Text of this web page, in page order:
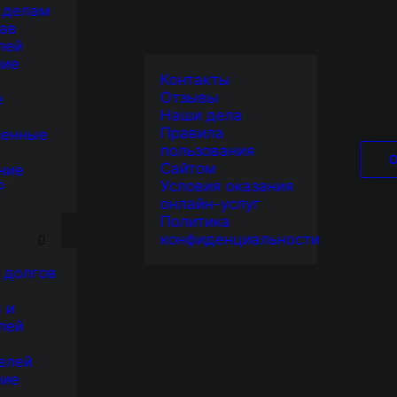
и
Контакты
Отзывы
Наши дела
Правила
пользования
Сайтом
Условия оказания
онлайн-услуг
Политика
конфиденциальности